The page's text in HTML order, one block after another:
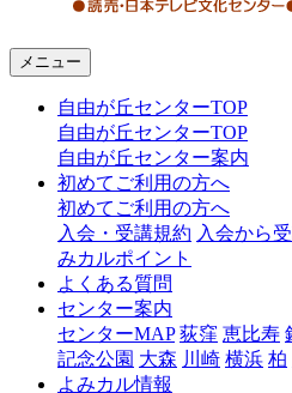
メニュー
自由が丘センターTOP
自由が丘センターTOP
自由が丘センター案内
初めてご利用の方へ
初めてご利用の方へ
入会・受講規約 入会から
みカルポイント
よくある質問
センター案内
センターMAP 荻窪 恵比寿
記念公園 大森 川崎 横浜 柏
よみカル情報